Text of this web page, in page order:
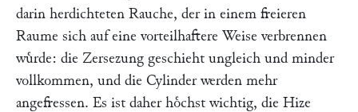
darin herdichteten Rauche, der in einem freieren
Raume sich auf eine vorteilhaftere Weise verbrennen
wuͤrde: die Zersezung geschieht ungleich und minder
vollkommen, und die Cylinder werden mehr
angefressen. Es ist daher hoͤchst wichtig, die Hize